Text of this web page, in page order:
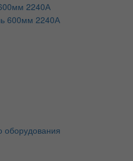
2240А
оборудования